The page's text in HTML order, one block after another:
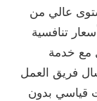
عالي من
تنافسية
مع خدمة
فريق العمل
قياسي بدون